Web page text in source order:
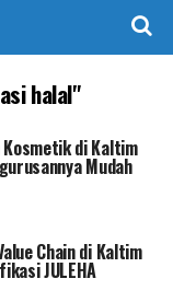
halal"
Kosmetik di Kaltim
Mudah
Chain di Kaltim
JULEHA